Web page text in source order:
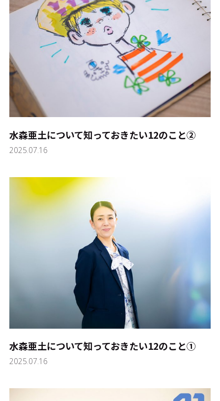
水森亜土について知っておきたい12のこと②
2025.07.16
水森亜土について知っておきたい12のこと①
2025.07.16